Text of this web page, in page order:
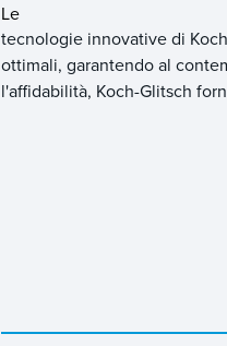
Le
tecnologie innovative di
ottimali, garantendo al
l'affidabilità, Koch-Glitsch